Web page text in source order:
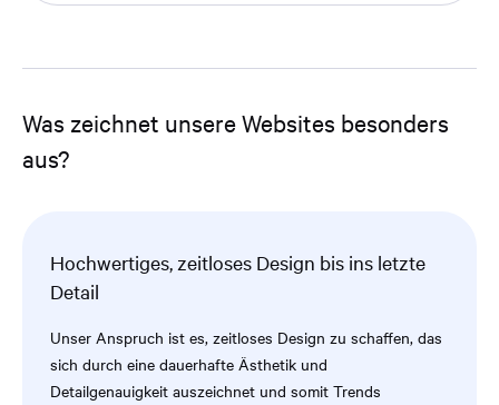
Was zeichnet unsere Websites besonders
aus?
Hochwertiges, zeitloses Design bis ins letzte
Detail
Unser Anspruch ist es, zeitloses Design zu schaffen, das
sich durch eine dauerhafte Ästhetik und
Detailgenauigkeit auszeichnet und somit Trends